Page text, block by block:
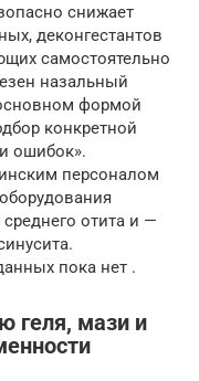
снижает
деконгестантов
самостоятельно
назальный
формой
конкретной
ошибок».
персоналом
отита и —
пока нет .
геля, мази и